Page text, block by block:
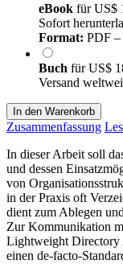
eBook fürUS$
Sofort
Format: PDF –
Buch fürUS$
Versand
In den Warenkorb
Zusammenfassung
In dieser Arbeit soll
und dessen
von
in der Praxis oft
dient zum Ablegen
Zur Kommunikation
Lightweight Directory
einen de-facto-